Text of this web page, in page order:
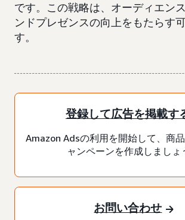
です。この戦略は、オーディエン
ンドプレゼンスの向上をもたらす
す。
登録して広告を掲載す
Amazon Adsの利用を開始して、商
ャンペーンを作成しましょ
お問い合わせ